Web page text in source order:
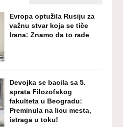
Evropa optužila Rusiju za
važnu stvar koja se tiče
Irana: Znamo da to rade
Devojka se bacila sa 5.
sprata Filozofskog
fakulteta u Beogradu:
Preminula na licu mesta,
istraga u toku!